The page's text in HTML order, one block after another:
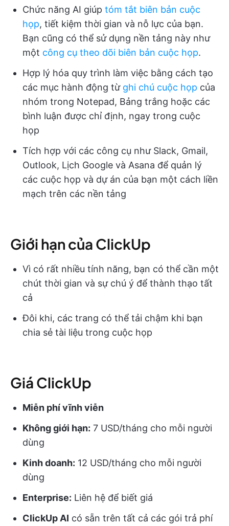
Chức năng AI giúp tóm tắt biên bản cuộc
họp, tiết kiệm thời gian và nỗ lực của bạn.
Bạn cũng có thể sử dụng nền tảng này như
một công cụ theo dõi biên bản cuộc họp.
Hợp lý hóa quy trình làm việc bằng cách tạo
các mục hành động từ ghi chú cuộc họp của
nhóm trong Notepad, Bảng trắng hoặc các
bình luận được chỉ định, ngay trong cuộc
họp
Tích hợp với các công cụ như Slack, Gmail,
Outlook, Lịch Google và Asana để quản lý
các cuộc họp và dự án của bạn một cách liền
mạch trên các nền tảng
Giới hạn của ClickUp
Vì có rất nhiều tính năng, bạn có thể cần một
chút thời gian và sự chú ý để thành thạo tất
cả
Đôi khi, các trang có thể tải chậm khi bạn
chia sẻ tài liệu trong cuộc họp
Giá ClickUp
Miễn phí vĩnh viễn
Không giới hạn: 7 USD/tháng cho mỗi người
dùng
Kinh doanh: 12 USD/tháng cho mỗi người
dùng
Enterprise: Liên hệ để biết giá
ClickUp AI có sẵn trên tất cả các gói trả phí